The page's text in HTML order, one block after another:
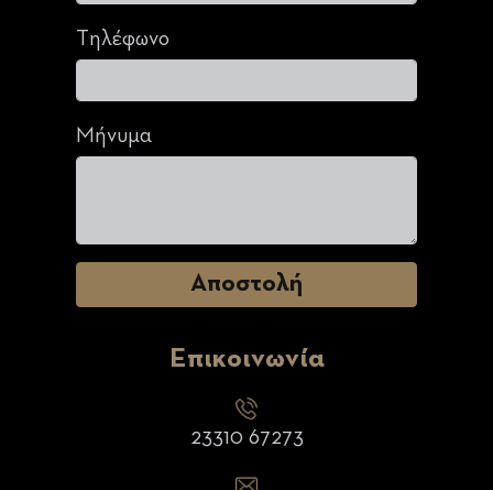
Τηλέφωνο
Μήνυμα
Επικοινωνία
23310 67273